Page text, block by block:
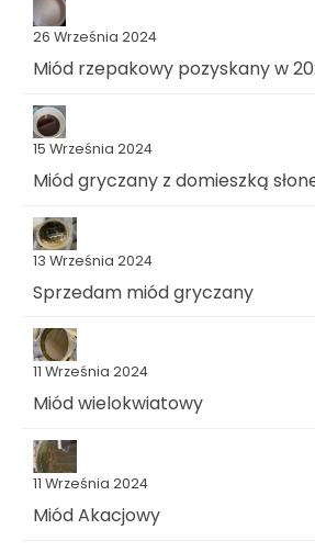
26 Września 2024
Miód rzepakowy pozyskany w
15 Września 2024
Miód gryczany z domieszką
13 Września 2024
Sprzedam miód gryczany
11 Września 2024
Miód wielokwiatowy
11 Września 2024
Miód Akacjowy